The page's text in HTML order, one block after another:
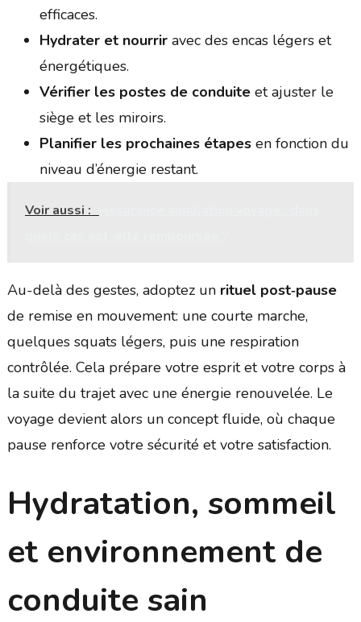
efficaces.
Hydrater et nourriravec des encas légers et
énergétiques.
Vérifier les postes de conduiteet ajuster le
siège et les miroirs.
Planifier les prochaines étapesen fonction du
niveau d’énergie restant.
Voir aussi :
Au-delà des gestes, adoptez un rituel post‑pause
de remise en mouvement: une courte marche,
quelques squats légers, puis une respiration
contrôlée. Cela prépare votre esprit et votre corps à
la suite du trajet avec une énergie renouvelée. Le
voyage devient alors un concept fluide, où chaque
pause renforce votre sécurité et votre satisfaction.
Hydratation, sommeil
et environnement de
conduite sain